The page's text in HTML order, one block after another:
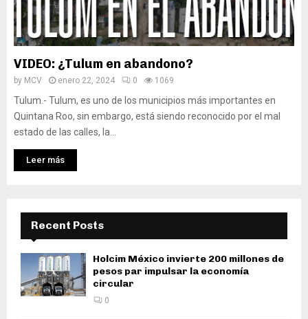
VIDEO: ¿Tulum en abandono?
by MCV enero 22, 2024 0 1069
Tulum.- Tulum, es uno de los municipios más importantes en
Quintana Roo, sin embargo, está siendo reconocido por el mal
estado de las calles, la...
Leer más
Recent Posts
Holcim México invierte 200 millones de
pesos par impulsar la economía
circular
0